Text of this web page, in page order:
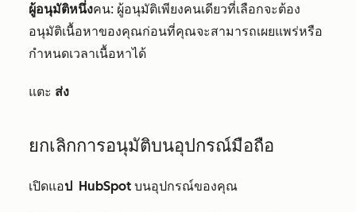
ผู้อนุมัติหนึ่งคน: ผู้อนุมัติเพียงคนเดียวที่เลือกจะต้อง
อนุมัติเนื้อหาของคุณก่อนที่คุณจะสามารถเผยแพร่หรือ
กำหนดเวลาเนื้อหาได้
แตะ ส่ง
ยกเลิกการอนุมัติบนอุปกรณ์มือถือ
เปิดแอป HubSpot บนอุปกรณ์ของคุณ